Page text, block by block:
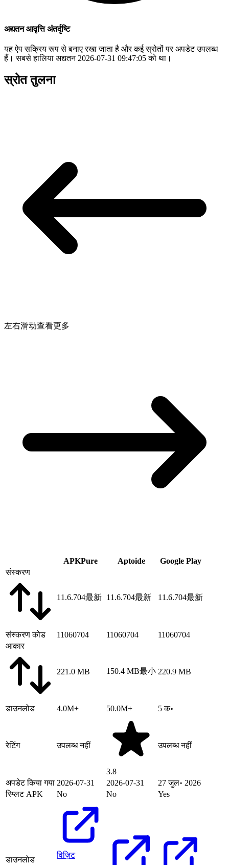
अद्यतन आवृत्ति अंतर्दृष्टि
यह ऐप सक्रिय रूप से बनाए रखा जाता है और कई स्रोतों पर अपडेट उपलब्ध
हैं। सबसे हालिया अद्यतन 2026-07-31 09:47:05 को था।
स्रोत तुलना
左右滑动查看更多
APKPure Aptoide
Google Play
संस्करण
11.6.704最新 11.6.704最新 11.6.704最新
संस्करण कोड 11060704 11060704
11060704
आकार
221.0 MB 150.4 MB最小 220.9 MB
डाउनलोड 4.0M+ 50.0M+ 5 क॰
रेटिंग उपलब्ध नहीं
3.8
उपलब्ध नहीं
अपडेट किया गया 2026-07-31 2026-07-31
27 जुल॰ 2026
स्प्लिट APK
No No Yes
डाउनलोड
विज़िट